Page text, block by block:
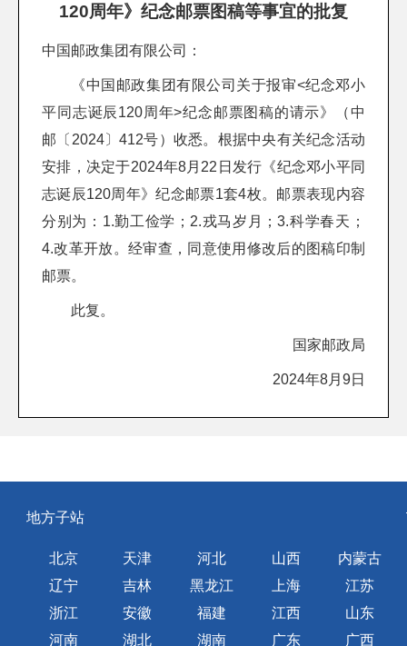
120周年》纪念邮票图稿等事宜的批复
中国邮政集团有限公司：
《中国邮政集团有限公司关于报审<纪念邓小
平同志诞辰120周年>纪念邮票图稿的请示》（中
邮〔2024〕412号）收悉。根据中央有关纪念活动
安排，决定于2024年8月22日发行《纪念邓小平同
志诞辰120周年》纪念邮票1套4枚。邮票表现内容
分别为：1.勤工俭学；2.戎马岁月；3.科学春天；
4.改革开放。经审查，同意使用修改后的图稿印制
邮票。
此复。
国家邮政局
2024年8月9日
地方子站
北京 天津 河北 山西
内蒙古
辽宁
吉林 黑龙江 上海
江苏
浙江
安徽 福建 江西
山东
河南
湖北 湖南 广东 广西